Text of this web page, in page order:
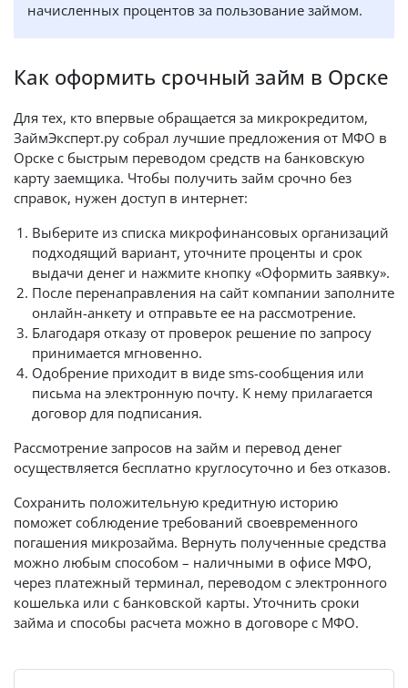
начисленных процентов за пользование займом.
Как оформить срочный займ в Орске
Для тех, кто впервые обращается за микрокредитом,
ЗаймЭксперт.ру собрал лучшие предложения от МФО в
Орске с быстрым переводом средств на банковскую
карту заемщика. Чтобы получить займ срочно без
справок, нужен доступ в интернет:
Выберите из списка микрофинансовых организаций
подходящий вариант, уточните проценты и срок
выдачи денег и нажмите кнопку «Оформить заявку».
После перенаправления на сайт компании заполните
онлайн-анкету и отправьте ее на рассмотрение.
Благодаря отказу от проверок решение по запросу
принимается мгновенно.
Одобрение приходит в виде sms-сообщения или
письма на электронную почту. К нему прилагается
договор для подписания.
Рассмотрение запросов на займ и перевод денег
осуществляется бесплатно круглосуточно и без отказов.
Сохранить положительную кредитную историю
поможет соблюдение требований своевременного
погашения микрозайма. Вернуть полученные средства
можно любым способом – наличными в офисе МФО,
через платежный терминал, переводом с электронного
кошелька или с банковской карты. Уточнить сроки
займа и способы расчета можно в договоре с МФО.